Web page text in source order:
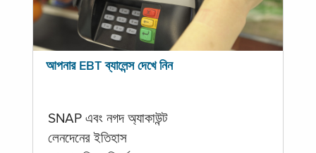
আপনার EBT ব্যালেন্স দেখে নিন
SNAP এবং নগদ অ্যাকাউন্ট
লেনদেনের ইতিহাস